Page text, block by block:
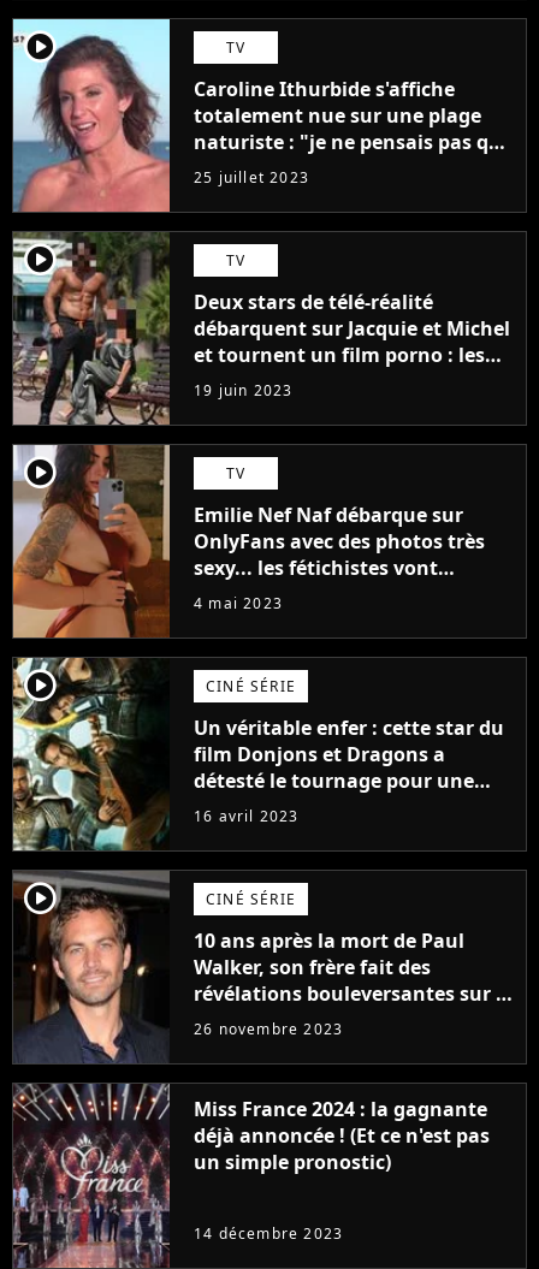
player2 TV
Caroline Ithurbide s'affiche
totalement nue sur une plage
naturiste : "je ne pensais pas que
j'arriverais à le faire..."
25 juillet 2023
player2 TV
Deux stars de télé-réalité
débarquent sur Jacquie et Michel
et tournent un film porno : les
premières images du tournage
(exclu)
19 juin 2023
player2 TV
Emilie Nef Naf débarque sur
OnlyFans avec des photos très
sexy... les fétichistes vont
prendre leur pied !
4 mai 2023
player2 CINÉ SÉRIE
Un véritable enfer : cette star du
film Donjons et Dragons a
détesté le tournage pour une
raison très spéciale
16 avril 2023
player2 CINÉ SÉRIE
10 ans après la mort de Paul
Walker, son frère fait des
révélations bouleversantes sur la
réaction des acteurs de Fast and
26 novembre 2023
Miss France 2024 : la gagnante
déjà annoncée ! (Et ce n'est pas
un simple pronostic)
14 décembre 2023